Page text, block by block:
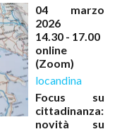
04 marzo
2026
14.30 - 17.00
online
(Zoom)
locandina
Focus su
cittadinanza:
novità su